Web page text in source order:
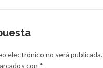
electrónico no será publicada.
con *